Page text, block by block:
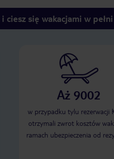
ciesz się wakacjami w pełni
Aż 9002
w przypadku tylu rezerwacji
otrzymali zwrot kosztów
ramach ubezpieczenia od